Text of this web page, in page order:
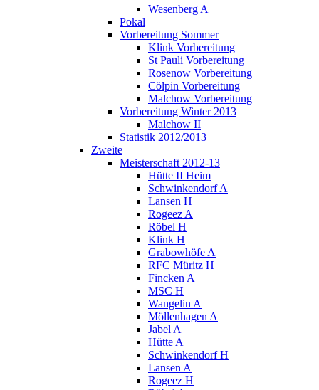
Wesenberg A
Pokal
Vorbereitung Sommer
Klink Vorbereitung
St Pauli Vorbereitung
Rosenow Vorbereitung
Cölpin Vorbereitung
Malchow Vorbereitung
Vorbereitung Winter 2013
Malchow II
Statistik 2012/2013
Zweite
Meisterschaft 2012-13
Hütte II Heim
Schwinkendorf A
Lansen H
Rogeez A
Röbel H
Klink H
Grabowhöfe A
RFC Müritz H
Fincken A
MSC H
Wangelin A
Möllenhagen A
Jabel A
Hütte A
Schwinkendorf H
Lansen A
Rogeez H